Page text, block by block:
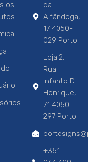
os
da
Alfândega,
17 4050-
029 Porto
Loja 2:
Rua
Infante D.
Henrique,
71 4050-
297 Porto
+351